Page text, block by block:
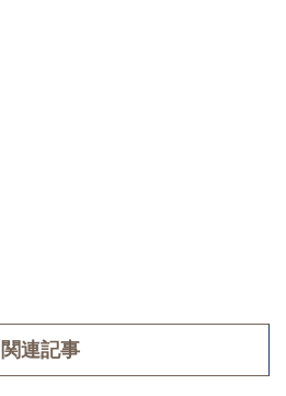
関連記事